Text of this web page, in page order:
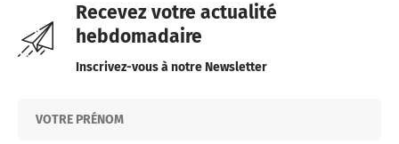
Recevez votre actualité
hebdomadaire
Inscrivez-vous à notre Newsletter